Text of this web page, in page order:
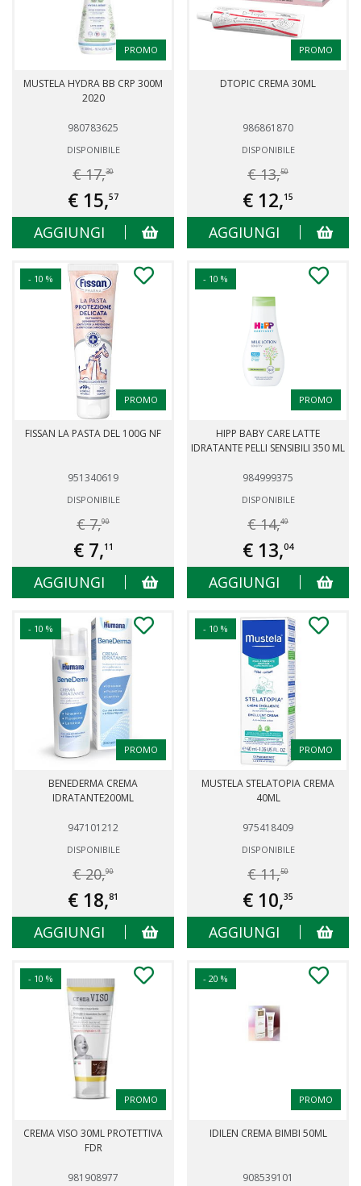
PROMO
MUSTELA HYDRA BB CRP 300M
2020
980783625
DISPONIBILE
€ 17,30
€ 15,57
AGGIUNGI
PROMO
DTOPIC CREMA 30ML
986861870
DISPONIBILE
€ 13,50
€ 12,15
AGGIUNGI
- 10 %
PROMO
FISSAN LA PASTA DEL 100G NF
951340619
DISPONIBILE
€ 7,90
€ 7,11
AGGIUNGI
- 10 %
PROMO
HIPP BABY CARE LATTE
IDRATANTE PELLI SENSIBILI 350 ML
984999375
DISPONIBILE
€ 14,49
€ 13,04
AGGIUNGI
- 10 %
PROMO
BENEDERMA CREMA
IDRATANTE200ML
947101212
DISPONIBILE
€ 20,90
€ 18,81
AGGIUNGI
- 10 %
PROMO
MUSTELA STELATOPIA CREMA
40ML
975418409
DISPONIBILE
€ 11,50
€ 10,35
AGGIUNGI
- 10 %
PROMO
CREMA VISO 30ML PROTETTIVA
FDR
981908977
- 20 %
PROMO
IDILEN CREMA BIMBI 50ML
908539101